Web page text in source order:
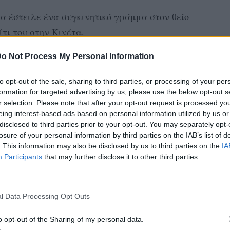
Not Process My Personal Information
opt-out of the sale, sharing to third parties, or processing of your
for targeted advertising by us, please use the below opt-out
selection. Please note that after your opt-out request is processed
interest-based ads based on personal information utilized by us
to third parties prior to your opt-out. You may separately
of your personal information by third parties on the IAB’s list of
This information may also be disclosed by us to third parties on the
Participants that may further disclose it to other third parties.
Data Processing Opt Outs
opt-out of the Sharing of my personal data.
έστειλε ένα συγκινητικό γράμμα στον θείο
του στην Κινέτα.
μόνο ένα δωμάτιο και η κουζίνα. Τα
τα κάνουμε πιο ωραία από πριν και θα
χρωματιστά λουλούδια. Μην
και άνθρωποι».
μας στην Κινετα...Και η 7χρονη ανιψιά
αυτόματα μαθαίνουμε όλη
😗😗😗